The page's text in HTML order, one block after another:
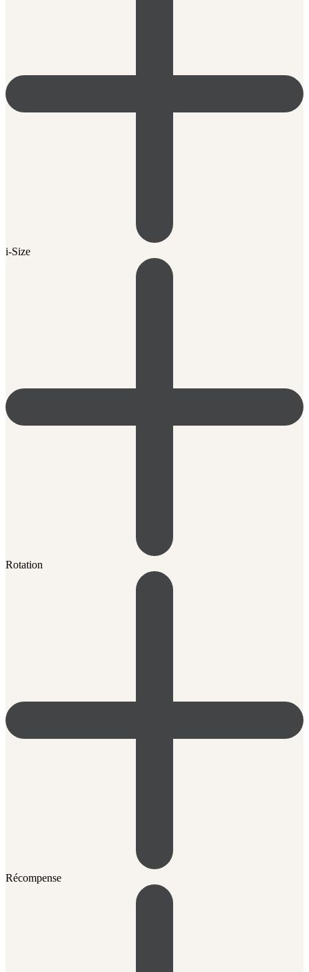
i-Size
Rotation
Récompense